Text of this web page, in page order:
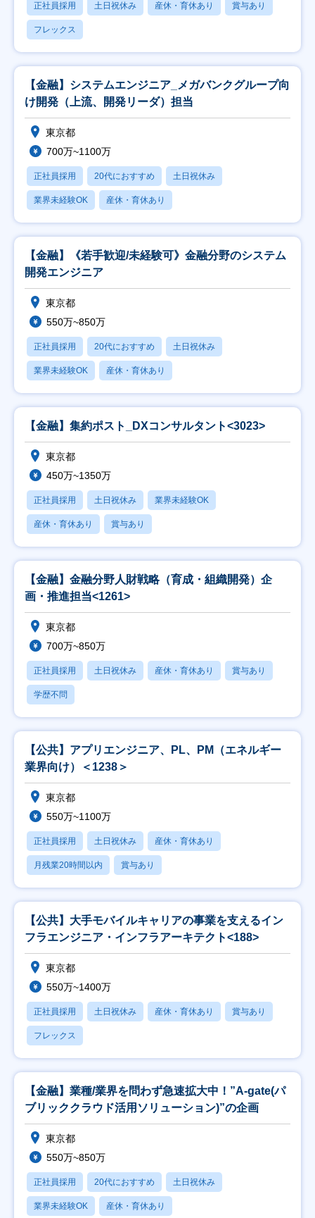
正社員採用 土日祝休み 産休・育休あり 賞与あり
フレックス
【金融】システムエンジニア_メガバンクグループ向
け開発（上流、開発リーダ）担当
東京都
700万~1100万
正社員採用 20代におすすめ 土日祝休み
業界未経験OK 産休・育休あり
【金融】《若手歓迎/未経験可》金融分野のシステム
開発エンジニア
東京都
550万~850万
正社員採用 20代におすすめ 土日祝休み
業界未経験OK 産休・育休あり
【金融】集約ポスト_DXコンサルタント<3023>
東京都
450万~1350万
正社員採用 土日祝休み 業界未経験OK
産休・育休あり 賞与あり
【金融】金融分野人財戦略（育成・組織開発）企
画・推進担当<1261>
東京都
700万~850万
正社員採用 土日祝休み 産休・育休あり 賞与あり
学歴不問
【公共】アプリエンジニア、PL、PM（エネルギー
業界向け）＜1238＞
東京都
550万~1100万
正社員採用 土日祝休み 産休・育休あり
月残業20時間以内 賞与あり
【公共】大手モバイルキャリアの事業を支えるイン
フラエンジニア・インフラアーキテクト<188>
東京都
550万~1400万
正社員採用 土日祝休み 産休・育休あり 賞与あり
フレックス
【金融】業種/業界を問わず急速拡大中！”A-gate(パ
ブリッククラウド活用ソリューション)”の企画
東京都
550万~850万
正社員採用 20代におすすめ 土日祝休み
業界未経験OK 産休・育休あり